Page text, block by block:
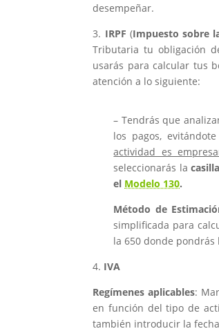
desempeñar.
IRPF (Impuesto sobre
Tributaria tu obligación
usarás para calcular tus
atención a lo siguiente:
– Tendrás que
los pagos,
actividad es
seleccionarás la
el Modelo 130.
Método de
simplificada para
la 650 donde
4. IVA
Regímenes aplicables:
en función del tipo de
también introducir la